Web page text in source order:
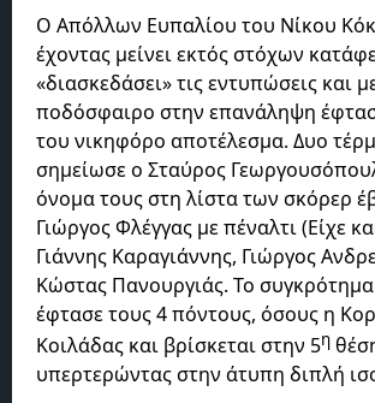
Ο Απόλλων Ευπαλίου του Νίκου
έχοντας μείνει εκτός στόχων
«διασκεδάσει» τις εντυπώσεις και
ποδόσφαιρο στην επανάληψη
του νικηφόρο αποτέλεσμα. Δυο
σημείωσε ο Σταύρος
όνομα τους στη λίστα των σκόρερ
Γιώργος Φλέγγας με πέναλτι (Είχε
Γιάννης Καραγιάννης, Γιώργος
Κώστας Πανουργιάς. Το
έφτασε τους 4 πόντους, όσους η
Κοιλάδας και βρίσκεται στην 5η
υπερτερώντας στην άτυπη διπλή